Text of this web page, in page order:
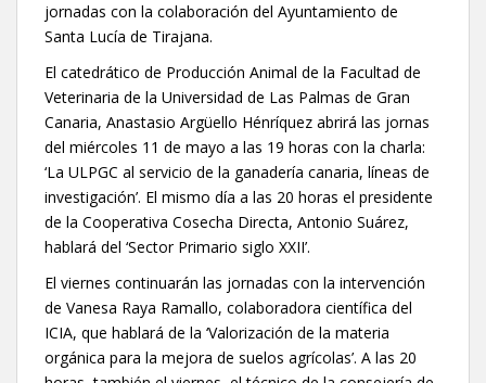
jornadas con la colaboración del Ayuntamiento de
Santa Lucía de Tirajana.
El catedrático de Producción Animal de la Facultad de
Veterinaria de la Universidad de Las Palmas de Gran
Canaria, Anastasio Argüello Hénríquez abrirá las jornas
del miércoles 11 de mayo a las 19 horas con la charla:
‘La ULPGC al servicio de la ganadería canaria, líneas de
investigación’. El mismo día a las 20 horas el presidente
de la Cooperativa Cosecha Directa, Antonio Suárez,
hablará del ‘Sector Primario siglo XXII’.
El viernes continuarán las jornadas con la intervención
de Vanesa Raya Ramallo, colaboradora científica del
ICIA, que hablará de la ‘Valorización de la materia
orgánica para la mejora de suelos agrícolas’. A las 20